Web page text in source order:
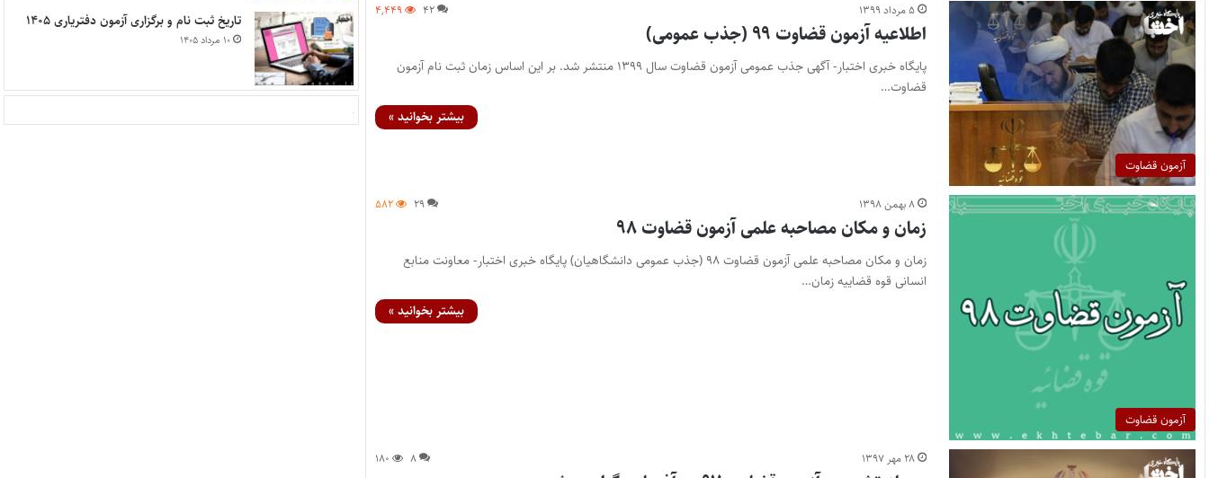
آزمون قضاوت
۵ مرداد ۱۳۹۹ ۴۲ ۴,۴۴۹
اطلاعیه‌ آزمون قضاوت ۹۹ (جذب عمومی)
پایگاه خبری اختبار- آگهی جذب عمومی آزمون قضاوت سال ۱۳۹۹ منتشر شد. بر این اساس زمان ثبت نام آزمون
قضاوت…
بیشتر بخوانید »
آزمون قضاوت
۸ بهمن ۱۳۹۸ ۲۹ ۵۸۲
زمان و مکان مصاحبه علمی آزمون قضاوت ۹۸
زمان و مکان مصاحبه علمی آزمون قضاوت ۹۸ (جذب عمومی دانشگاهیان) پایگاه خبری اختبار- معاونت منابع
انسانی قوه قضاییه زمان…
بیشتر بخوانید »
۲۸ مهر ۱۳۹۷ ۸ ۱۸۰
تاریخ ثبت نام و برگزاری آزمون دفتریاری ۱۴۰۵
۱۰ مرداد ۱۴۰۵